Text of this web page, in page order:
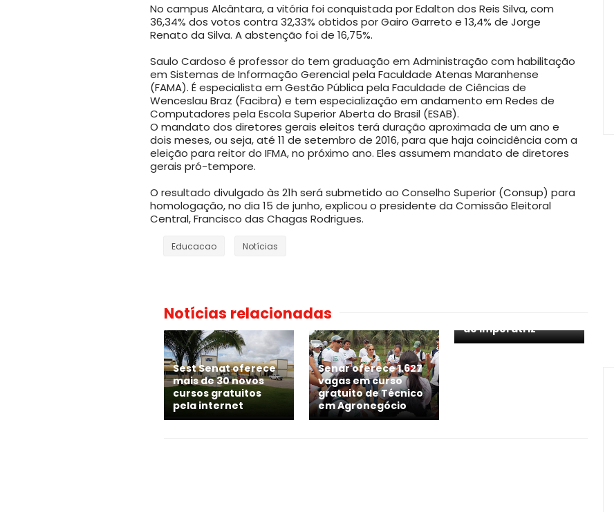
No campus Alcântara, a vitória foi conquistada por Edalton dos Reis Silva, com
36,34% dos votos contra 32,33% obtidos por Gairo Garreto e 13,4% de Jorge
Renato da Silva. A abstenção foi de 16,75%.
Saulo Cardoso é professor do tem graduação em Administração com habilitação
em Sistemas de Informação Gerencial pela Faculdade Atenas Maranhense
(FAMA). É especialista em Gestão Pública pela Faculdade de Ciências de
Wenceslau Braz (Facibra) e tem especialização em andamento em Redes de
Computadores pela Escola Superior Aberta do Brasil (ESAB).
O mandato dos diretores gerais eleitos terá duração aproximada de um ano e
dois meses, ou seja, até 11 de setembro de 2016, para que haja coincidência com a
eleição para reitor do IFMA, no próximo ano. Eles assumem mandato de diretores
gerais pró-tempore.
O resultado divulgado às 21h será submetido ao Conselho Superior (Consup) para
homologação, no dia 15 de junho, explicou o presidente da Comissão Eleitoral
Central, Francisco das Chagas Rodrigues.
Educacao Notícias
Notícias relacionadas
Sest Senat oferece
mais de 30 novos
cursos gratuitos
pela internet
Senar oferece 1.627
vagas em curso
gratuito de Técnico
em Agronegócio
de Imperatriz